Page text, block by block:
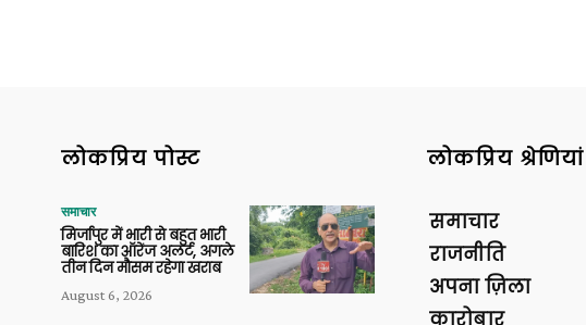
लोकप्रिय पोस्ट
समाचार
मिर्जापुर में भारी से बहुत भारी
बारिश का ऑरेंज अलर्ट, अगले
तीन दिन मौसम रहेगा खराब
August 6, 2026
लोकप्रिय श्रेणियां
समाचार
राजनीति
अपना ज़िला
कारोबार